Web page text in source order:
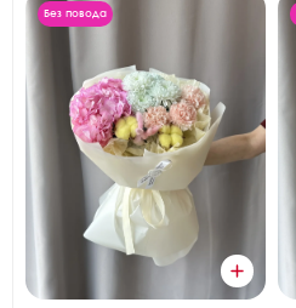
Без повода